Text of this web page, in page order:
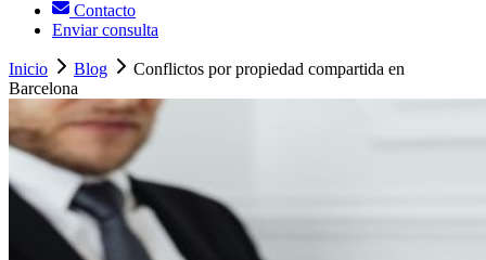
Contacto
Enviar consulta
Inicio Blog
Conflictos por propiedad compartida en
Barcelona